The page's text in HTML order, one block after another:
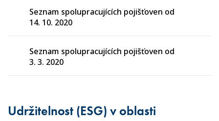
Seznam spolupracujících pojišťoven od
14. 10. 2020
Seznam spolupracujících pojišťoven od
3. 3. 2020
Udržitelnost (ESG) v oblasti